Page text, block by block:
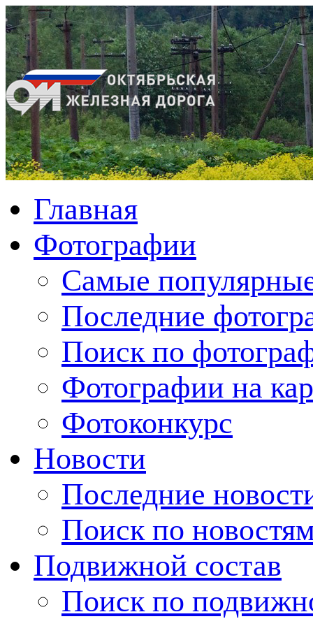
Главная
Фотографии
Cамые
Последние
Поиск по
Фотографии на
Фотоконкурс
Новости
Последние
Поиск по
Подвижной состав
Поиск по